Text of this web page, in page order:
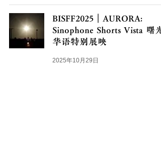
BISFF2025｜AURORA:
Sinophone Shorts Vista 曙光
华语特别展映
2025年10月29日